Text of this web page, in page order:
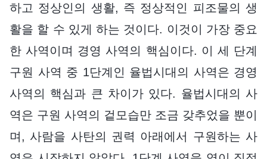
하고 정상인의 생활, 즉 정상적인 피조물의 생
활을 할 수 있게 하는 것이다. 이것이 가장 중요
한 사역이며 경영 사역의 핵심이다. 이 세 단계
구원 사역 중 1단계인 율법시대의 사역은 경영
사역의 핵심과 큰 차이가 있다. 율법시대의 사
역은 구원 사역의 겉모습만 조금 갖추었을 뿐이
며, 사람을 사탄의 권력 아래에서 구원하는 사